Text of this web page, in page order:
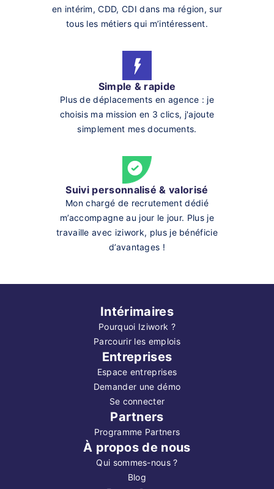
en intérim, CDD, CDI dans ma région, sur
tous les métiers qui m’intéressent.
Simple & rapide
Plus de déplacements en agence : je
choisis ma mission en 3 clics, j'ajoute
simplement mes documents.
Suivi personnalisé & valorisé
Mon chargé de recrutement dédié
m’accompagne au jour le jour. Plus je
travaille avec iziwork, plus je bénéficie
d’avantages !
Intérimaires
Pourquoi Iziwork ?
Parcourir les emplois
Entreprises
Espace entreprises
Demander une démo
Se connecter
Partners
Programme Partners
À propos de nous
Qui sommes-nous ?
Blog